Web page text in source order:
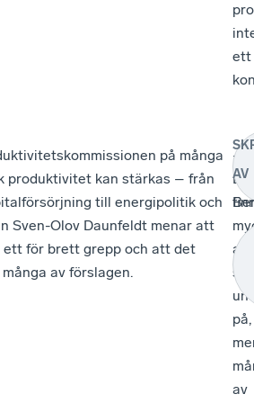
ett
på många
produktivitet kan stärkas – från
till energipolitik och
Sven-Olov Daunfeldt menar att
ett för brett grepp och att det
av förslagen.
–
att
på,
av
AV